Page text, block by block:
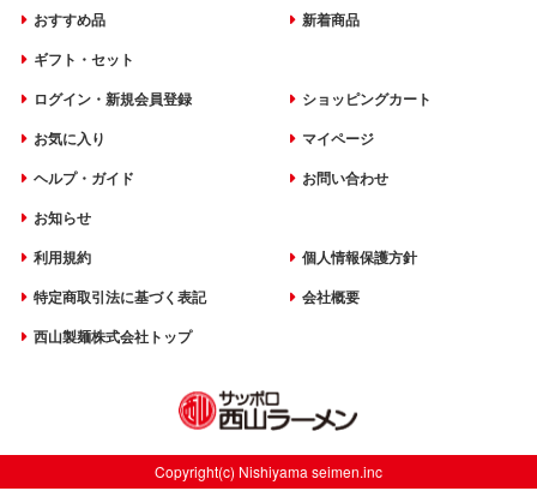
おすすめ品
新着商品
ギフト・セット
ログイン・新規会員登録
ショッピングカート
お気に入り
マイページ
ヘルプ・ガイド
お問い合わせ
お知らせ
利用規約
個人情報保護方針
特定商取引法に基づく表記
会社概要
西山製麺株式会社トップ
Copyright(c) Nishiyama seimen.inc